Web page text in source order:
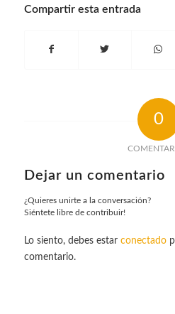
Compartir esta entrada
0
Dejar un comentario
¿Quieres unirte a la conversación?
Siéntete libre de contribuir!
Lo siento, debes estar conectado
comentario.